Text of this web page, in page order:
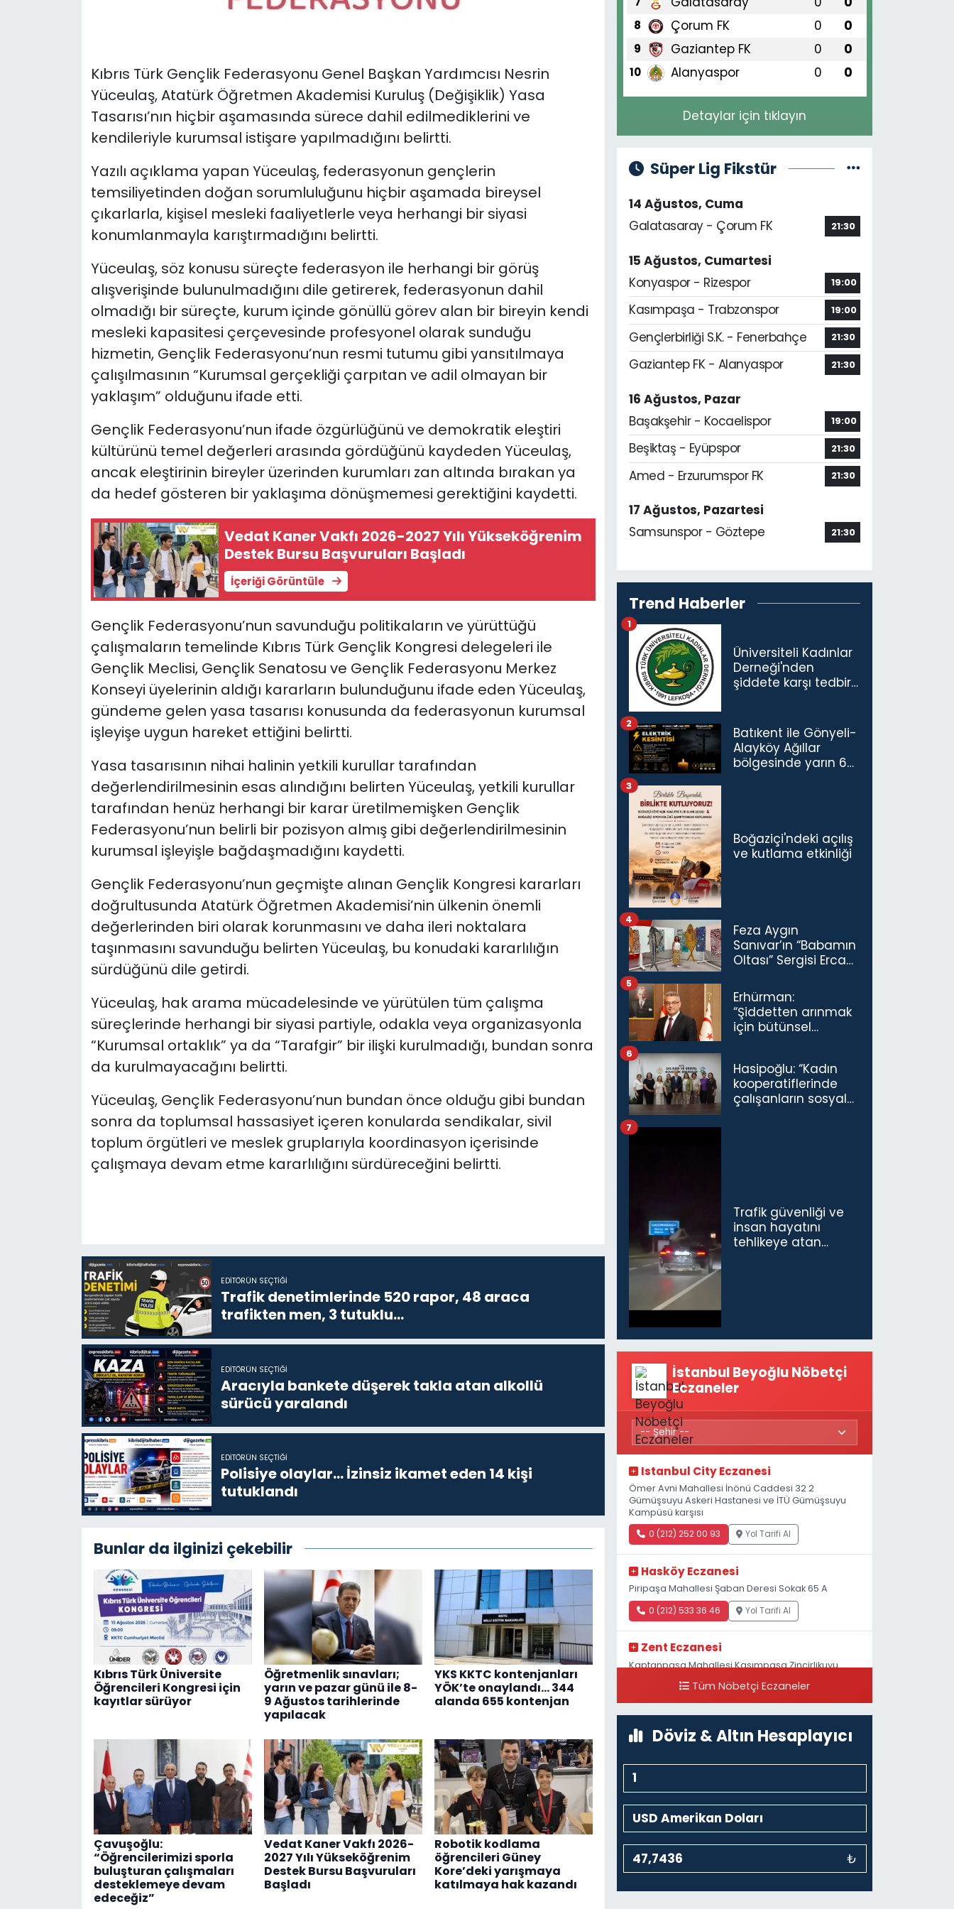
Kıbrıs Türk Gençlik Federasyonu Genel Başkan Yardımcısı Nesrin
Yüceulaş, Atatürk Öğretmen Akademisi Kuruluş (Değişiklik) Yasa
Tasarısı’nın hiçbir aşamasında sürece dahil edilmediklerini ve
kendileriyle kurumsal istişare yapılmadığını belirtti.
Yazılı açıklama yapan Yüceulaş, federasyonun gençlerin
temsiliyetinden doğan sorumluluğunu hiçbir aşamada bireysel
çıkarlarla, kişisel mesleki faaliyetlerle veya herhangi bir siyasi
konumlanmayla karıştırmadığını belirtti.
Yüceulaş, söz konusu süreçte federasyon ile herhangi bir görüş
alışverişinde bulunulmadığını dile getirerek, federasyonun dahil
olmadığı bir süreçte, kurum içinde gönüllü görev alan bir bireyin kendi
mesleki kapasitesi çerçevesinde profesyonel olarak sunduğu
hizmetin, Gençlik Federasyonu’nun resmi tutumu gibi yansıtılmaya
çalışılmasının “Kurumsal gerçekliği çarpıtan ve adil olmayan bir
yaklaşım” olduğunu ifade etti.
Gençlik Federasyonu’nun ifade özgürlüğünü ve demokratik eleştiri
kültürünü temel değerleri arasında gördüğünü kaydeden Yüceulaş,
ancak eleştirinin bireyler üzerinden kurumları zan altında bırakan ya
da hedef gösteren bir yaklaşıma dönüşmemesi gerektiğini kaydetti.
Vedat Kaner Vakfı 2026-2027 Yılı Yükseköğrenim
Destek Bursu Başvuruları Başladı
İçeriği Görüntüle
Gençlik Federasyonu’nun savunduğu politikaların ve yürüttüğü
çalışmaların temelinde Kıbrıs Türk Gençlik Kongresi delegeleri ile
Gençlik Meclisi, Gençlik Senatosu ve Gençlik Federasyonu Merkez
Konseyi üyelerinin aldığı kararların bulunduğunu ifade eden Yüceulaş,
gündeme gelen yasa tasarısı konusunda da federasyonun kurumsal
işleyişe uygun hareket ettiğini belirtti.
Yasa tasarısının nihai halinin yetkili kurullar tarafından
değerlendirilmesinin esas alındığını belirten Yüceulaş, yetkili kurullar
tarafından henüz herhangi bir karar üretilmemişken Gençlik
Federasyonu’nun belirli bir pozisyon almış gibi değerlendirilmesinin
kurumsal işleyişle bağdaşmadığını kaydetti.
Gençlik Federasyonu’nun geçmişte alınan Gençlik Kongresi kararları
doğrultusunda Atatürk Öğretmen Akademisi’nin ülkenin önemli
değerlerinden biri olarak korunmasını ve daha ileri noktalara
taşınmasını savunduğu belirten Yüceulaş, bu konudaki kararlılığın
sürdüğünü dile getirdi.
Yüceulaş, hak arama mücadelesinde ve yürütülen tüm çalışma
süreçlerinde herhangi bir siyasi partiyle, odakla veya organizasyonla
“Kurumsal ortaklık” ya da “Tarafgir” bir ilişki kurulmadığı, bundan sonra
da kurulmayacağını belirtti.
Yüceulaş, Gençlik Federasyonu’nun bundan önce olduğu gibi bundan
sonra da toplumsal hassasiyet içeren konularda sendikalar, sivil
toplum örgütleri ve meslek gruplarıyla koordinasyon içerisinde
çalışmaya devam etme kararlılığını sürdüreceğini belirtti.
EDITÖRÜN SEÇTIĞI
Trafik denetimlerinde 520 rapor, 48 araca
trafikten men, 3 tutuklu…
EDITÖRÜN SEÇTIĞI
Aracıyla bankete düşerek takla atan alkollü
sürücü yaralandı
EDITÖRÜN SEÇTIĞI
Polisiye olaylar… İzinsiz ikamet eden 14 kişi
tutuklandı
Bunlar da ilginizi çekebilir
Kıbrıs Türk Üniversite
Öğrencileri Kongresi için
kayıtlar sürüyor
Öğretmenlik sınavları;
yarın ve pazar günü ile 8-
9 Ağustos tarihlerinde
yapılacak
YKS KKTC kontenjanları
YÖK’te onaylandı... 344
alanda 655 kontenjan
Çavuşoğlu:
“Öğrencilerimizi sporla
buluşturan çalışmaları
desteklemeye devam
edeceğiz”
Vedat Kaner Vakfı 2026-
2027 Yılı Yükseköğrenim
Destek Bursu Başvuruları
Başladı
Robotik kodlama
öğrencileri Güney
Kore’deki yarışmaya
katılmaya hak kazandı
8 Çorum FK 0 0
9 Gaziantep FK 0 0
10 Alanyaspor 0 0
Detaylar için tıklayın
Süper Lig Fikstür
14 Ağustos, Cuma
Galatasaray - Çorum FK
21:30
15 Ağustos, Cumartesi
Konyaspor - Rizespor
19:00
Kasımpaşa - Trabzonspor 19:00
Gençlerbirliği S.K. - Fenerbahçe 21:30
Gaziantep FK - Alanyaspor 21:30
16 Ağustos, Pazar
Başakşehir - Kocaelispor
19:00
Beşiktaş - Eyüpspor 21:30
Amed - Erzurumspor FK 21:30
17 Ağustos, Pazartesi
Samsunspor - Göztepe
21:30
Trend Haberler
Üniversiteli Kadınlar
Derneği'nden
şiddete karşı tedbir
1
Batıkent ile Gönyeli-
Alayköy Ağıllar
bölgesinde yarın 6
2
Boğaziçi'ndeki açılış
ve kutlama etkinliği
3
Feza Aygın
Sanıvar’ın “Babamın
Oltası” Sergisi Ercan
Açıldı
4
Erhürman:
“Şiddetten arınmak
için bütünsel
gerekiyor”
5
Hasipoğlu: “Kadın
kooperatiflerinde
çalışanların sosyal
6
Trafik güvenliği ve
insan hayatını
tehlikeye atan
7
İstanbul Beyoğlu Nöbetçi
Eczaneler
Istanbul City Eczanesi
Ömer Avni Mahallesi İnönü Caddesi 32 2
Gümüşsuyu Askeri Hastanesi ve İTÜ Gümüşsuyu
Kampüsü karşısı
0 (212) 252 00 93 Yol Tarifi Al
Hasköy Eczanesi
Piripaşa Mahallesi Şaban Deresi Sokak 65 A
0 (212) 533 36 46 Yol Tarifi Al
Zent Eczanesi
Kaptanpaşa Mahallesi Kasımpaşa Zincirlikuyu
Tüm Nöbetçi Eczaneler
Döviz & Altın Hesaplayıcı
₺
Teknoloji
Video Galeri